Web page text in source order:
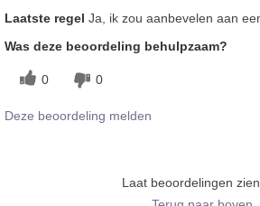
gebruikservaring met dit product?
Laatste regel Ja, ik zou aanbevelen aan
Was deze beoordeling behulpzaam?
0 0
Deze beoordeling melden
Laat beoordelingen zien